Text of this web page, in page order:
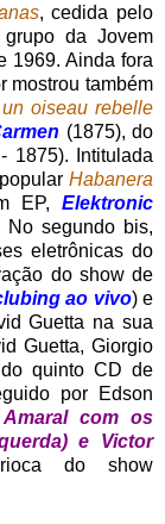
, cedida pelo
da Jovem
1969. Ainda fora
mostrou também
oiseau rebelle
(1875), do
1875). Intitulada
Habanera
EP, Elektronic
No segundo bis,
eletrônicas do
do show de
ao vivo) e
Guetta na sua
Guetta, Giorgio
quinto CD de
por Edson
com os
e Victor
do show